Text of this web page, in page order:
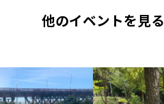
他のイベントを見る